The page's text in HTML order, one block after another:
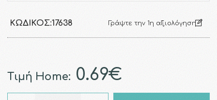
ΚΩΔΙΚΌΣ:17638 Γράψτε την 1η αξιολόγηση
Τιμή Home: 0.69€